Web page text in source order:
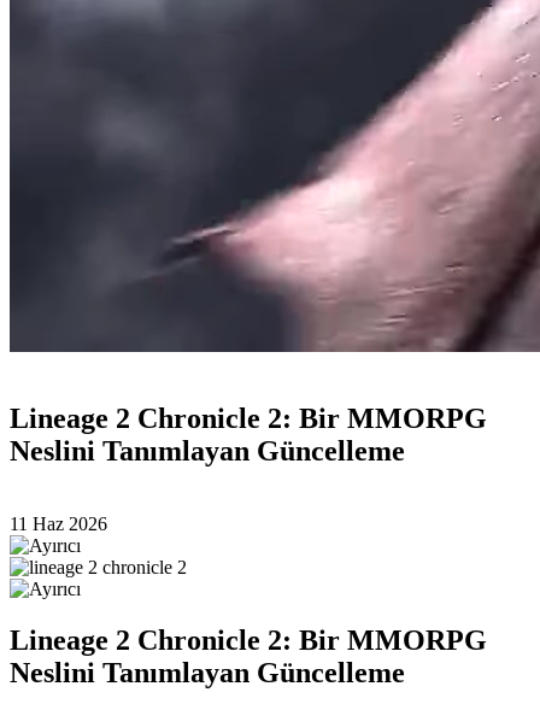
Lineage 2 Chronicle 2: Bir MMORPG
Neslini Tanımlayan Güncelleme
11 Haz 2026
Lineage 2 Chronicle 2: Bir MMORPG
Neslini Tanımlayan Güncelleme